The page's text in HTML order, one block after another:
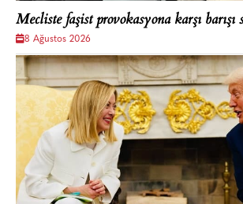
Mecliste faşist provokasyona karşı
8 Ağustos 2026